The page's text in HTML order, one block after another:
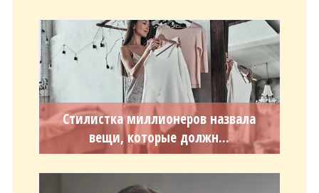
Стилистка миллионеров назвала
вещи, которые должн...